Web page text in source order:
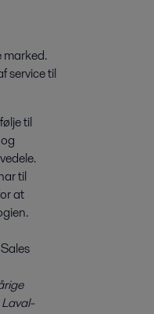
marked.
service til
til
til
at